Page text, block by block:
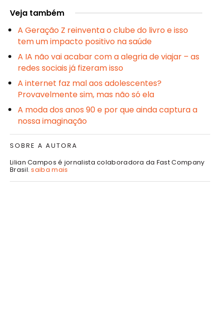
Veja também
A Geração Z reinventa o clube do livro e isso
tem um impacto positivo na saúde
A IA não vai acabar com a alegria de viajar – as
redes sociais já fizeram isso
A internet faz mal aos adolescentes?
Provavelmente sim, mas não só ela
A moda dos anos 90 e por que ainda captura a
nossa imaginação
SOBRE A AUTORA
Lilian Campos é jornalista colaboradora da Fast Company
Brasil.saiba mais